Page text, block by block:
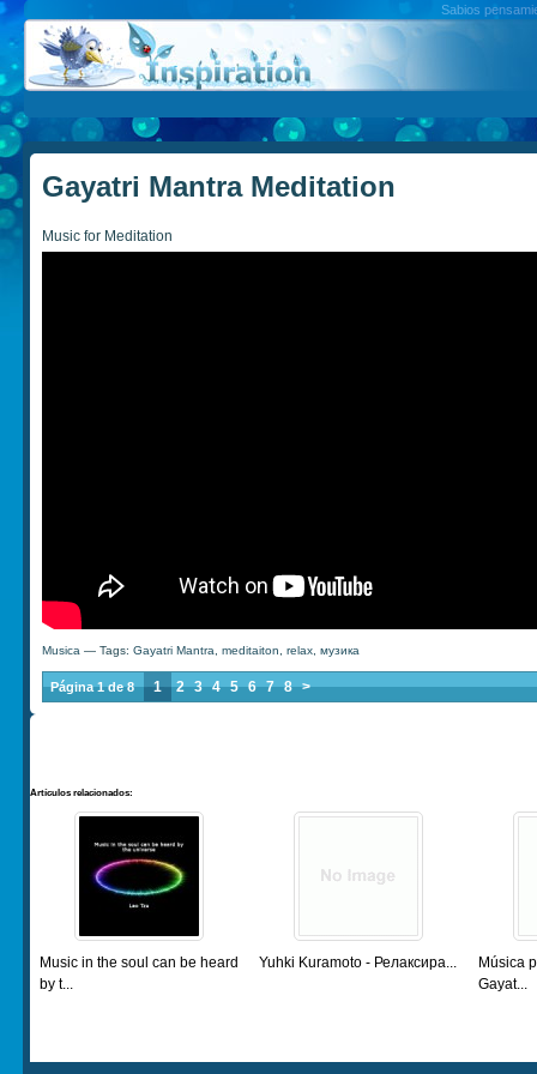
Sabios
Gayatri Mantra Meditation
Music for Meditation
Musica — Tags: Gayatri Mantra meditaiton relax, музика
Página 1 de 8 1 2 3 4 5 6 7 8 >
Artículos relacionados:
Music in the soul can be heard
by t...
Yuhki Kuramoto - Релаксира...
Música
Gayat...